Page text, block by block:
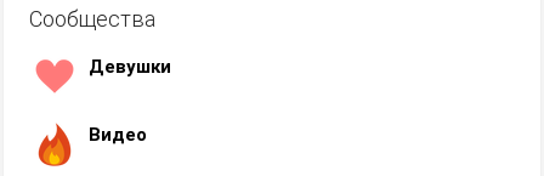
Сообщества
Девушки
Видео